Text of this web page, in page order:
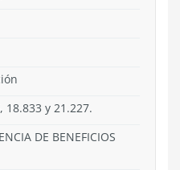
18.833 y 21.227.
DE BENEFICIOS